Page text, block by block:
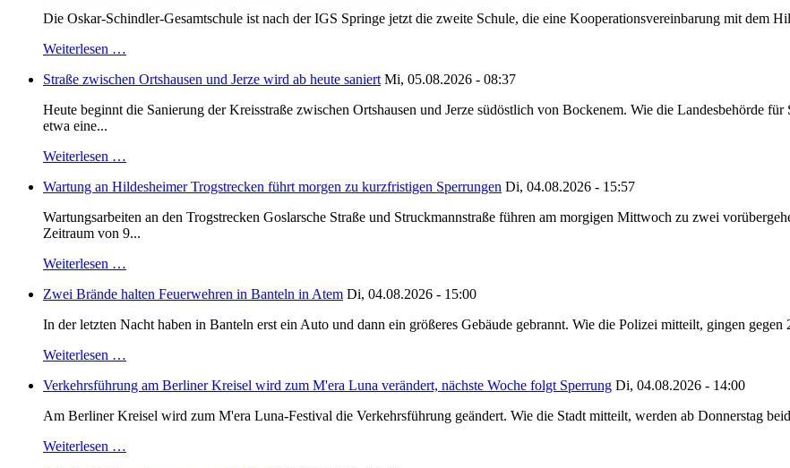
Die Oskar-Schindler-Gesamtschule ist nach der IGS Springe jetzt die zweite Schule, die eine Kooperationsvereinbarung mit dem
Weiterlesen …
Straße zwischen Ortshausen und Jerze wird ab heute saniert Mi, 05.08.2026 - 08:37
Heute beginnt die Sanierung der Kreisstraße zwischen Ortshausen und Jerze südöstlich von Bockenem. Wie die Landesbehörde
etwa eine...
Weiterlesen …
Wartung an Hildesheimer Trogstrecken führt morgen zu kurzfristigen Sperrungen Di, 04.08.2026 - 15:57
Wartungsarbeiten an den Trogstrecken Goslarsche Straße und Struckmannstraße führen am morgigen Mittwoch zu zwei
Zeitraum von 9...
Weiterlesen …
Zwei Brände halten Feuerwehren in Banteln in Atem Di, 04.08.2026 - 15:00
In der letzten Nacht haben in Banteln erst ein Auto und dann ein größeres Gebäude gebrannt. Wie die Polizei mitteilt, gingen
Weiterlesen …
Verkehrsführung am Berliner Kreisel wird zum M'era Luna verändert, nächste Woche folgt Sperrung Di, 04.08.2026 - 14:00
Am Berliner Kreisel wird zum M'era Luna-Festival die Verkehrsführung geändert. Wie die Stadt mitteilt, werden ab Donnerstag
Weiterlesen …